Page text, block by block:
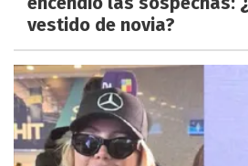
vestido de novia?